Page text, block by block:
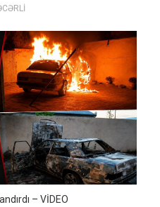
– VİDEO